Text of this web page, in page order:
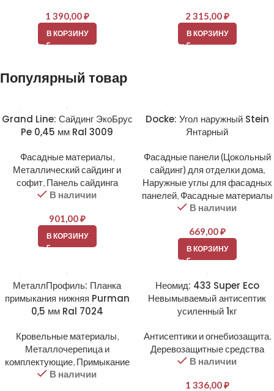
1 390,00₽
В КОРЗИНУ
2 315,00₽
В КОРЗИНУ
Популярный товар
Grand Line: Сайдинг ЭкоБрус
Pe 0,45 мм Ral 3009
Фасадные материалы,
Металлический сайдинг и
софит, Панель сайдинга
В наличии
901,00₽
В КОРЗИНУ
Docke: Угол наружный Stein
Янтарный
Фасадные панели (Цокольный
сайдинг) для отделки дома,
Наружные углы для фасадных
панелей, Фасадные материалы
В наличии
669,00₽
В КОРЗИНУ
МеталлПрофиль: Планка
примыкания нижняя Purman
0,5 мм Ral 7024
Кровельные материалы,
Металлочерепица и
комплектующие, Примыкание
В наличии
Неомид: 433 Super Eco
Невымываемый антисептик
усиленный 1кг
Антисептики и огнебиозащита,
Деревозащитные средства
В наличии
1 336,00₽